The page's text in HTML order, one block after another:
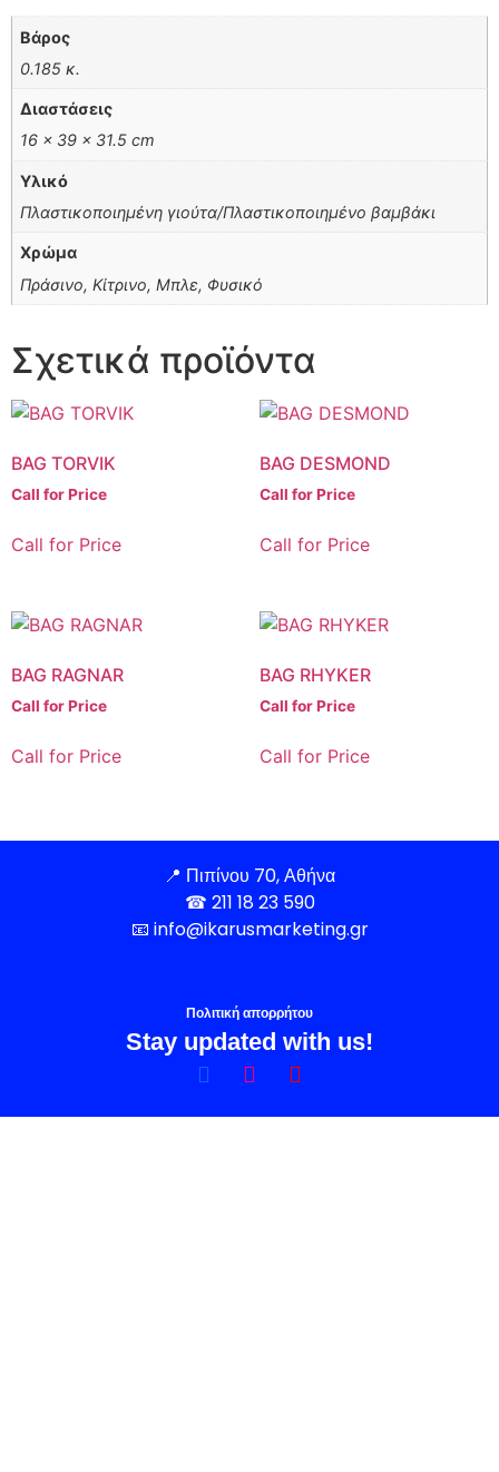
Βάρος
0.185 κ.
Διαστάσεις
16 × 39 × 31.5 cm
Υλικό
Πλαστικοποιημένη γιούτα/Πλαστικοποιημένο βαμβάκι
Χρώμα
Πράσινο, Κίτρινο, Μπλε, Φυσικό
Σχετικά προϊόντα
BAG TORVIK
Call for Price
Call for Price
BAG DESMOND
Call for Price
Call for Price
BAG RAGNAR
Call for Price
Call for Price
BAG RHYKER
Call for Price
Call for Price
📍 Πιπίνου 70, Αθήνα
☎ 211 18 23 590
📧 info@ikarusmarketing.gr
Πολιτική απορρήτου
Stay updated with us!